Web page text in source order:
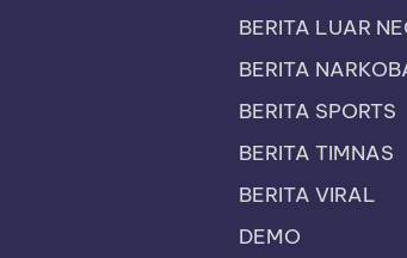
BERITA LUAR
BERITA
BERITA SPORTS
BERITA TIMNAS
BERITA VIRAL
DEMO